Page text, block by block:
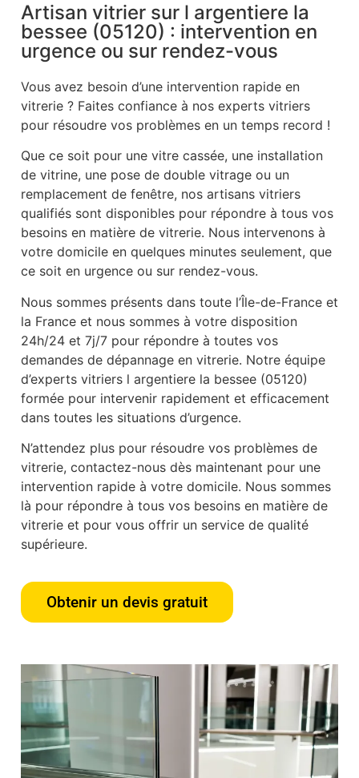
Artisan vitrier sur l argentiere la
bessee (05120) : intervention en
urgence ou sur rendez-vous
Vous avez besoin d’une intervention rapide en
vitrerie ? Faites confiance à nos experts vitriers
pour résoudre vos problèmes en un temps record !
Que ce soit pour une vitre cassée, une installation
de vitrine, une pose de double vitrage ou un
remplacement de fenêtre, nos artisans vitriers
qualifiés sont disponibles pour répondre à tous vos
besoins en matière de vitrerie. Nous intervenons à
votre domicile en quelques minutes seulement, que
ce soit en urgence ou sur rendez-vous.
Nous sommes présents dans toute l’Île-de-France et
la France et nous sommes à votre disposition
24h/24 et 7j/7 pour répondre à toutes vos
demandes de dépannage en vitrerie. Notre équipe
d’experts vitriers l argentiere la bessee (05120)
formée pour intervenir rapidement et efficacement
dans toutes les situations d’urgence.
N’attendez plus pour résoudre vos problèmes de
vitrerie, contactez-nous dès maintenant pour une
intervention rapide à votre domicile. Nous sommes
là pour répondre à tous vos besoins en matière de
vitrerie et pour vous offrir un service de qualité
supérieure.
Obtenir un devis gratuit